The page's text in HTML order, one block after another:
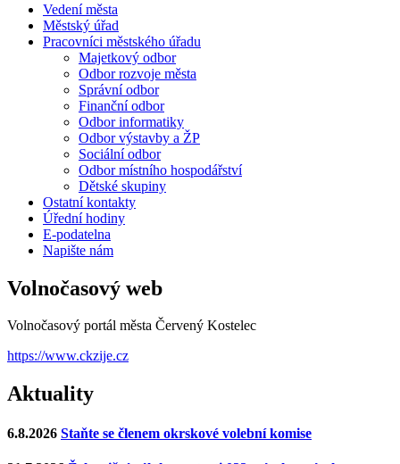
Vedení města
Městský úřad
Pracovníci městského úřadu
Majetkový odbor
Odbor rozvoje města
Správní odbor
Finanční odbor
Odbor informatiky
Odbor výstavby a ŽP
Sociální odbor
Odbor místního hospodářství
Dětské skupiny
Ostatní kontakty
Úřední hodiny
E-podatelna
Napište nám
Volnočasový web
Volnočasový portál města Červený Kostelec
https://www.ckzije.cz
Aktuality
6.8.2026 Staňte se členem okrskové volební komise